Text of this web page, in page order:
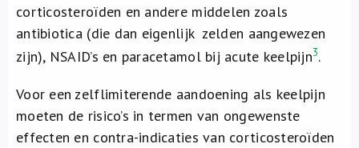
corticosteroïden en andere middelen zoals
antibiotica (die dan eigenlijk zelden aangewezen
zijn), NSAID’s en paracetamol bij acute keelpijn3.
Voor een zelflimiterende aandoening als keelpijn
moeten de risico’s in termen van ongewenste
effecten en contra-indicaties van corticosteroïden